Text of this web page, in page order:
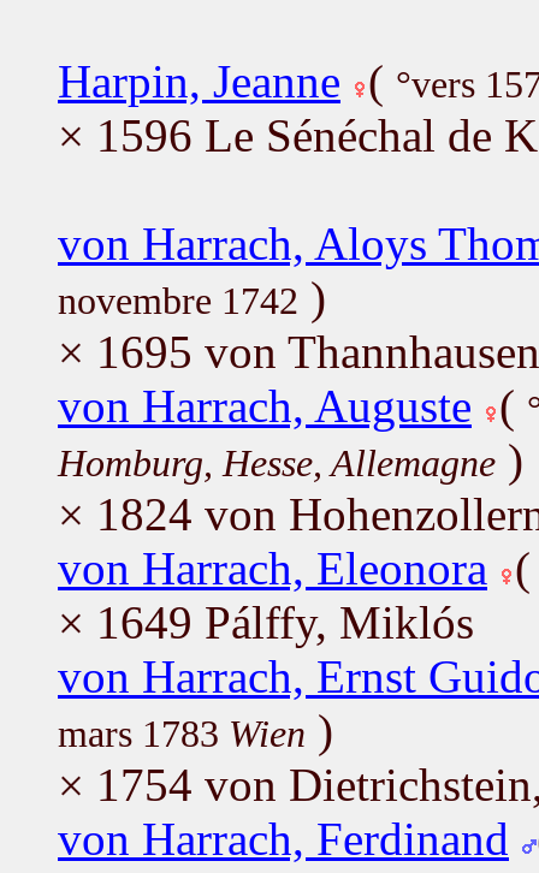
Harpin, Jeanne ( °vers
× 1596 Le Sénéchal de
von Harrach, Aloys
novembre 1742 )
× 1695 von
von Harrach, Auguste (
Homburg, Hesse, Allemagne )
× 1824 von
von Harrach, Eleonora
× 1649 Pálffy, Miklós
von Harrach, Ernst
mars 1783 Wien )
× 1754 von
von Harrach, Ferdinand